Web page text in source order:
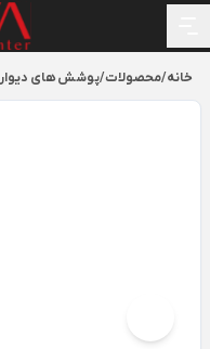
خانه/محصولات/پوشش های دیوار